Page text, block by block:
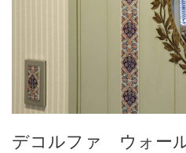
デコルファ ウォー